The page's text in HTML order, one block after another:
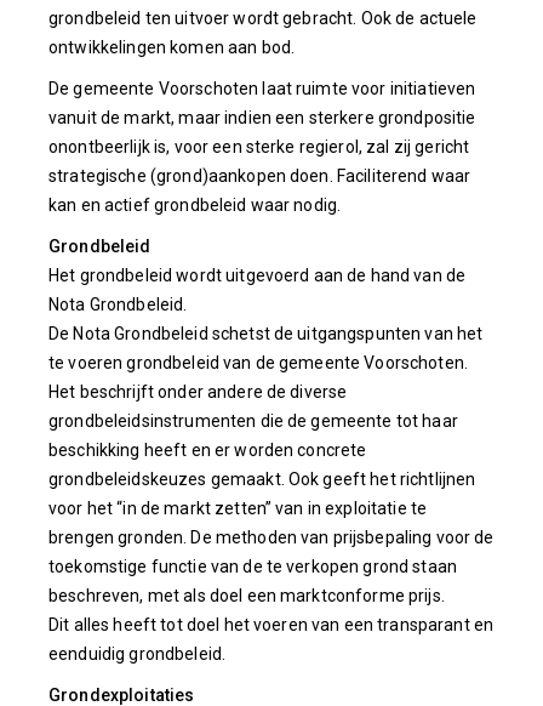
grondbeleid ten uitvoer wordt gebracht. Ook de actuele
ontwikkelingen komen aan bod.
De gemeente Voorschoten laat ruimte voor initiatieven
vanuit de markt, maar indien een sterkere grondpositie
onontbeerlijk is, voor een sterke regierol, zal zij gericht
strategische (grond)aankopen doen. Faciliterend waar
kan en actief grondbeleid waar nodig.
Grondbeleid
Het grondbeleid wordt uitgevoerd aan de hand van de
Nota Grondbeleid.
De Nota Grondbeleid schetst de uitgangspunten van het
te voeren grondbeleid van de gemeente Voorschoten.
Het beschrijft onder andere de diverse
grondbeleidsinstrumenten die de gemeente tot haar
beschikking heeft en er worden concrete
grondbeleidskeuzes gemaakt. Ook geeft het richtlijnen
voor het “in de markt zetten” van in exploitatie te
brengen gronden. De methoden van prijsbepaling voor de
toekomstige functie van de te verkopen grond staan
beschreven, met als doel een marktconforme prijs.
Dit alles heeft tot doel het voeren van een transparant en
eenduidig grondbeleid.
Grondexploitaties